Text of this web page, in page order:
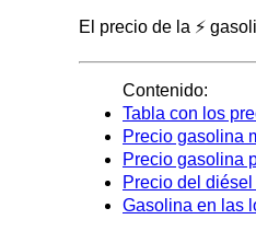
El precio de la ⚡
Contenido:
Tabla con los
Precio gasolina
Precio gasolina
Precio del
Gasolina en las